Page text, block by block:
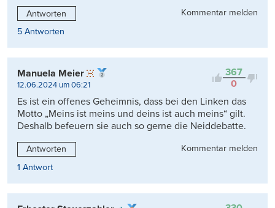
Antworten
Kommentar melden
5 Antworten
367
0
Manuela Meier
12.06.2024 um 06:21
Es ist ein offenes Geheimnis, dass bei den Linken das
Motto „Meins ist meins und deins ist auch meins“ gilt.
Deshalb befeuern sie auch so gerne die Neiddebatte.
Antworten
Kommentar melden
1 Antwort